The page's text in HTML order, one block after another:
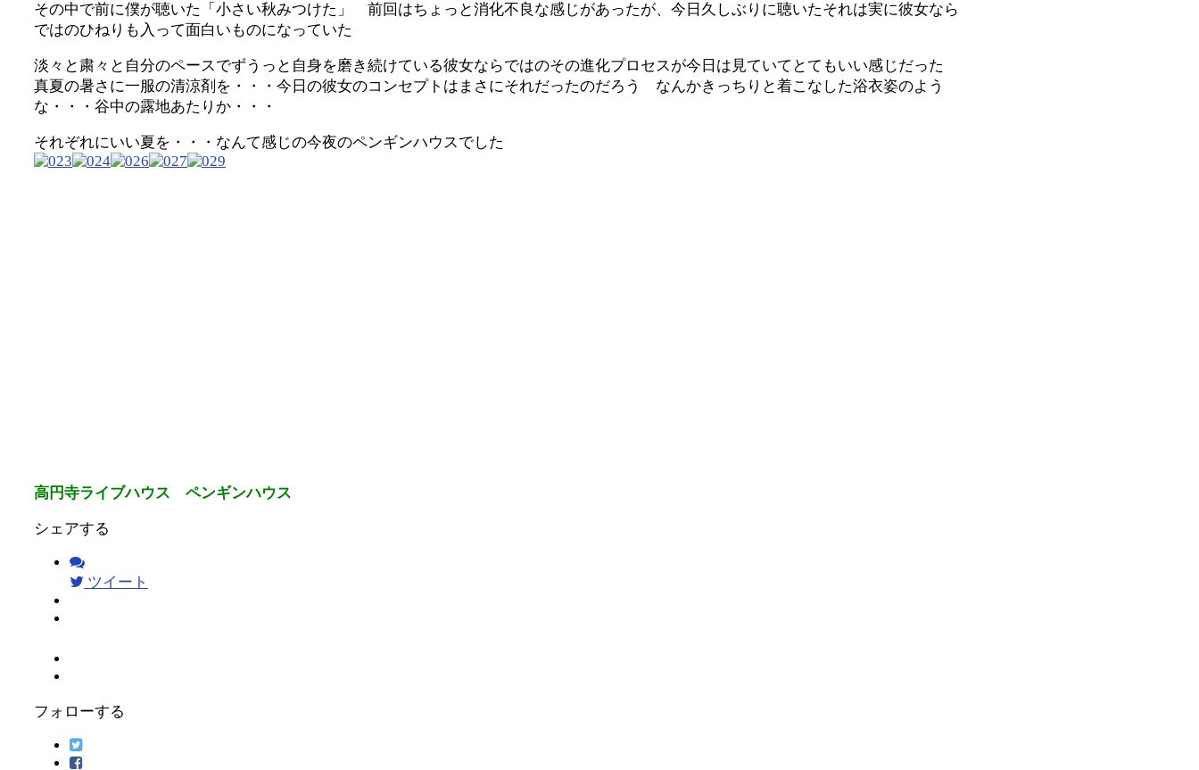
その中で前に僕が聴いた「小さい秋みつけた」 前回はちょっと消化不良な感じがあったが、今日久しぶりに聴いたそれは実に彼女なら
ではのひねりも入って面白いものになっていた
淡々と粛々と自分のペースでずうっと自身を磨き続けている彼女ならではのその進化プロセスが今日は見ていてとてもいい感じだった
真夏の暑さに一服の清涼剤を・・・今日の彼女のコンセプトはまさにそれだったのだろう なんかきっちりと着こなした浴衣姿のよう
な・・・谷中の露地あたりか・・・
それぞれにいい夏を・・・なんて感じの今夜のペンギンハウスでした
高円寺ライブハウス ペンギンハウス
シェアする
ツイート
フォローする